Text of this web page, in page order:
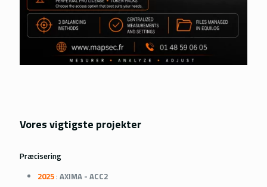
Vores vigtigste projekter
Præcisering
2025 : AXIMA - ACC2